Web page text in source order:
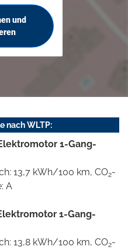
und
nach WLTP:
1-Gang-
13,7 kWh/100 km, CO2-
A
1-Gang-
13,8 kWh/100 km, CO2-